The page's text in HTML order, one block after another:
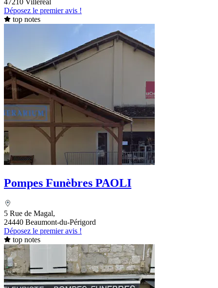
47210 Villeréal
Déposez le premier avis !
top notes
Pompes Funèbres PAOLI
5 Rue de Magal,
24440 Beaumont-du-Périgord
Déposez le premier avis !
top notes